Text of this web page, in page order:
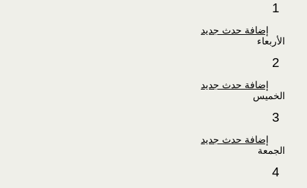
1
إضافة حدث جديد
الأربعاء
2
إضافة حدث جديد
الخميس
3
إضافة حدث جديد
الجمعة
4